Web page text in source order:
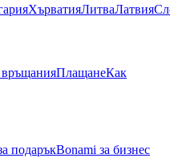
ХърватияЛитваЛатвия
ПлащанеКак
подаръкBonami за бизнес